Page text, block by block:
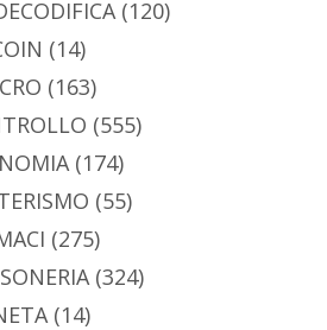
(120)
(14)
(163)
(555)
(174)
(55)
(275)
(324)
(14)